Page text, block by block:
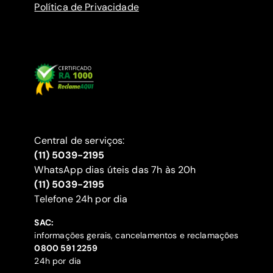
Política de Privacidade
Central de serviços:
(11) 5039-2195
WhatsApp dias úteis das 7h às 20h
(11) 5039-2195
‍Telefone 24h por dia
SAC:
informações gerais, cancelamentos e reclamações
‍0800 591 2259
24h por dia